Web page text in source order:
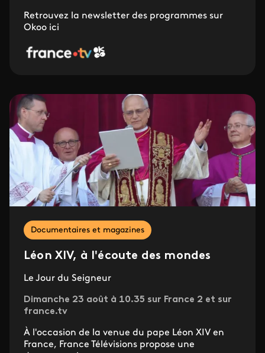
Retrouvez la newsletter des programmes sur
Okoo ici
Documentaires et magazines
Léon XIV, à l'écoute des mondes
Le Jour du Seigneur
Dimanche 23 août à 10.35 sur France 2 et sur
france.tv
À l'occasion de la venue du pape Léon XIV en
France, France Télévisions propose une